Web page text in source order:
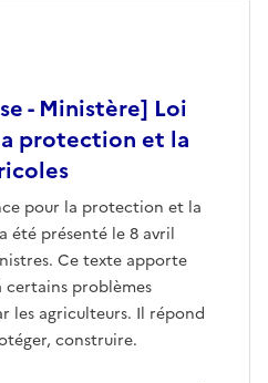
- Ministère] Loi
protection et la
pour la protection et la
été présenté le 8 avril
Ce texte apporte
certains problèmes
les agriculteurs. Il répond
construire.